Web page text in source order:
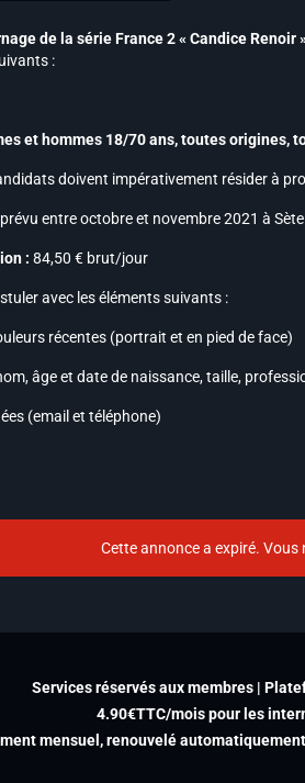
de la série France 2 « Candice Renoir
:
et hommes 18/70 ans, toutes origines,
doivent impérativement résider à
prévu entre octobre et novembre 2021 à
: 84,50 € brut/jour
avec les éléments suivants :
récentes (portrait et en pied de face)
âge et date de naissance, taille,
(email et téléphone)
Cette annonce a expiré.
Services réservés aux membres |
4.90€TTC/mois pour les
mensuel, renouvelé